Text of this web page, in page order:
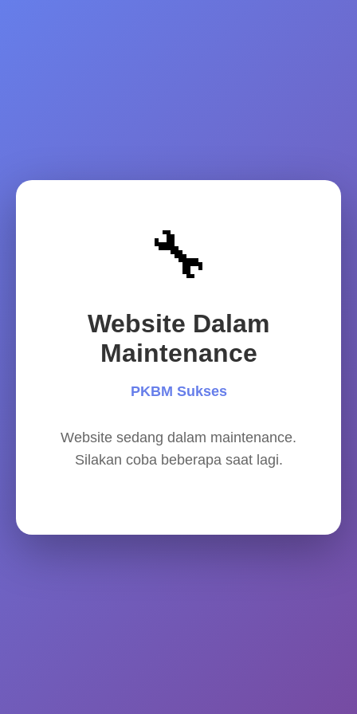
🔧
Website Dalam
Maintenance
PKBM Sukses
Website sedang dalam maintenance.
Silakan coba beberapa saat lagi.